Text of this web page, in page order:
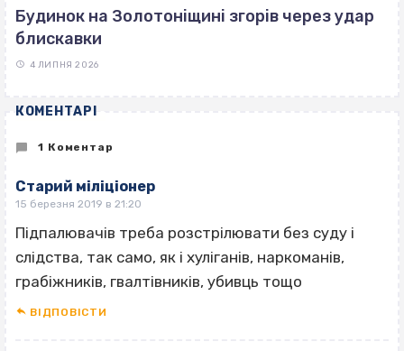
Будинок на Золотоніщині згорів через удар
блискавки
4 ЛИПНЯ 2026
КОМЕНТАРІ
1 Коментар
Старий міліціонер
15 березня 2019 в 21:20
Підпалювачів треба розстрілювати без суду і
слідства, так само, як і хуліганів, наркоманів,
грабіжників, гвалтівників, убивць тощо
ВІДПОВІCТИ